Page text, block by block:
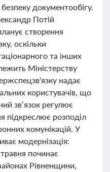
документообігу.
Потій
створення
оскільки
та інших
Міністерству
надає
користувачів, що
зв’язок регулює
підкреслює розподіл
комунікацій. У
модернізація:
починає
Рівненщини,